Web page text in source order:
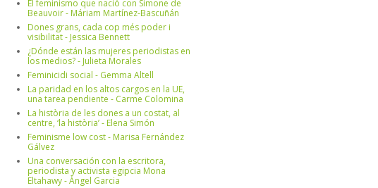
El feminismo que nació con Simone de
Beauvoir - Máriam Martínez-Bascuñán
Dones grans, cada cop més poder i
visibilitat - Jessica Bennett
¿Dónde están las mujeres periodistas en
los medios? - Julieta Morales
Feminicidi social - Gemma Altell
La paridad en los altos cargos en la UE,
una tarea pendiente - Carme Colomina
La història de les dones a un costat, al
centre, ‘la història’ - Elena Simón
Feminisme low cost - Marisa Fernández
Gálvez
Una conversación con la escritora,
periodista y activista egipcia Mona
Eltahawy - Àngel Garcia